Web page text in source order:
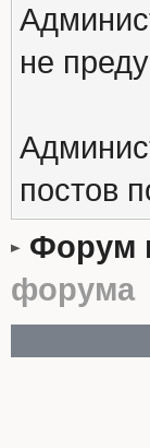
не
постов
Форум
форума